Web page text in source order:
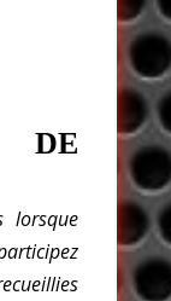
DE
lorsque